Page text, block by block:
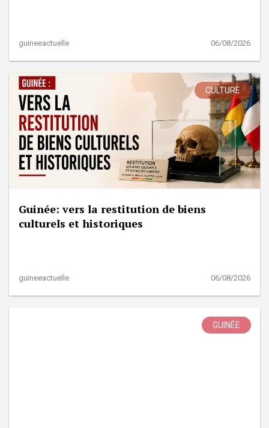
guineeactuelle 06/08/2026
CULTURE
Guinée: vers la restitution de biens
culturels et historiques
guineeactuelle 06/08/2026
GUINÉE